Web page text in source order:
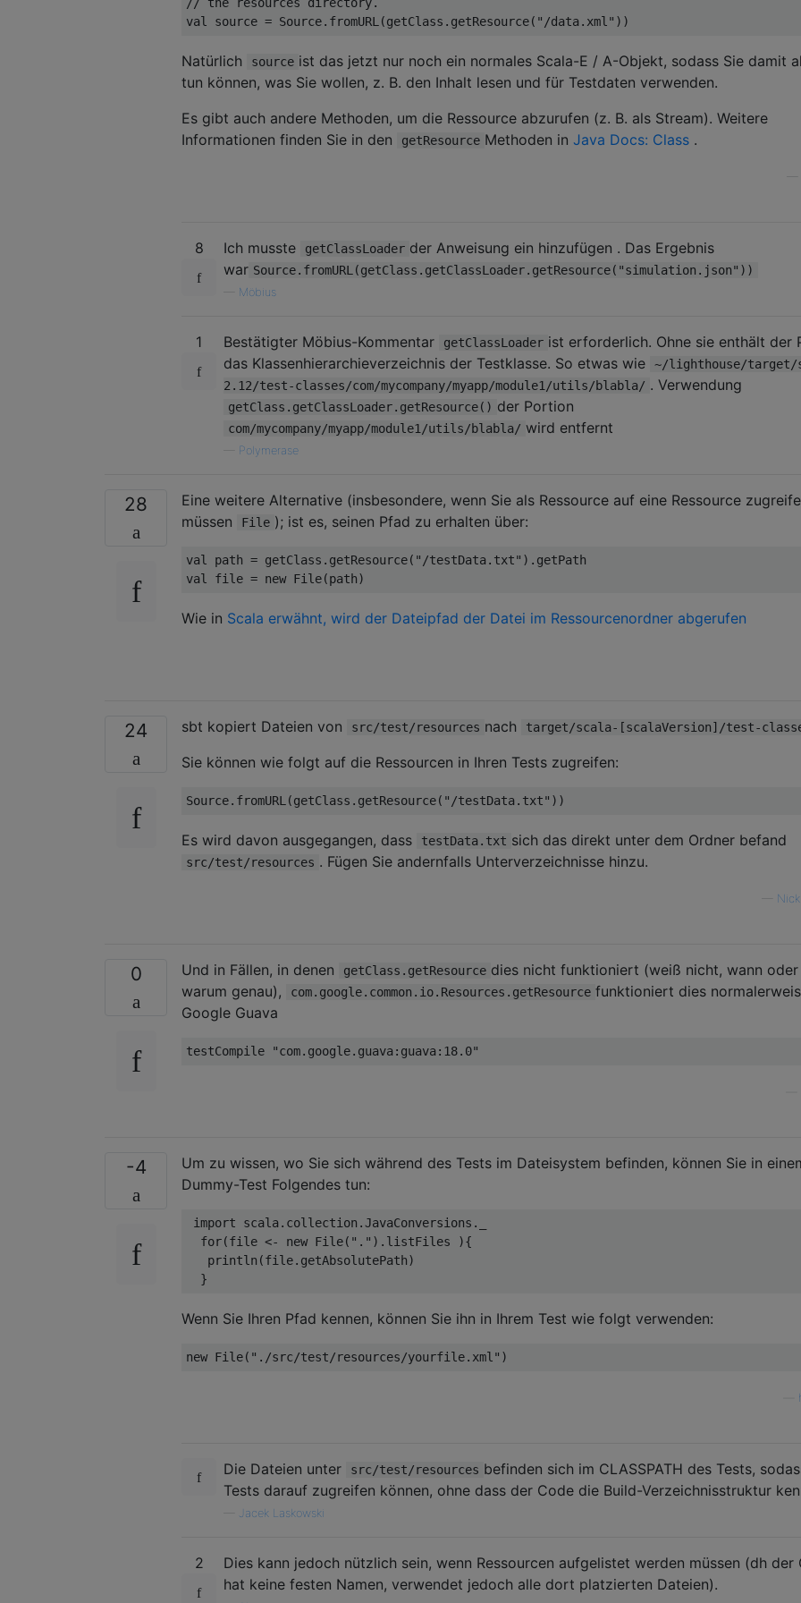
val
source = Source. fromURL (getClass . getResource( "/data.xml" ))
Natürlich source ist das jetzt nur noch ein normales Scala-E / A-Objekt, sodass Sie damit
tun können, was Sie wollen, z. B. den Inhalt lesen und für Testdaten verwenden.
Es gibt auch andere Methoden, um die Ressource abzurufen (z. B. als Stream). Weitere
Informationen finden Sie in den
getResource Methoden in Java Docs: Class .
8 Ich musste getClassLoader der Anweisung ein hinzufügen . Das Ergebnis
war Source.fromURL(getClass.getClassLoader.getResource("simulation.json"))
Möbius
1 Bestätigter Möbius-Kommentar getClassLoader ist erforderlich. Ohne sie enthält der
das Klassenhierarchieverzeichnis der Testklasse. So etwas wie
~/lighthouse/target/
2.12/test-classes/com/mycompany/myapp/module1/utils/blabla/ . Verwendung
getClass.getClassLoader.getResource() der Portion
com/mycompany/myapp/module1/utils/blabla/ wird entfernt
Polymerase
28
Eine weitere Alternative (insbesondere, wenn Sie als Ressource auf eine Ressource
müssen
File ); ist es, seinen Pfad zu erhalten über:
val path = getClass . getResource( "/testData.txt" ).
val
file = new File(path)
Wie in Scala erwähnt, wird der Dateipfad der Datei im Ressourcenordner abgerufen
24 sbt kopiert Dateien von src/test/resources nach target/scala-[scalaVersion]/test-
Sie können wie folgt auf die Ressourcen in Ihren Tests zugreifen:
Source. fromURL (getClass . getResource( "/testData.txt" ))
Es wird davon ausgegangen, dass testData.txt sich das direkt unter dem Ordner befand
src/test/resources . Fügen Sie andernfalls Unterverzeichnisse hinzu.
0 Und in Fällen, in denen getClass.getResource dies nicht funktioniert (weiß nicht, wann oder
warum genau),
com.google.common.io.Resources.getResource funktioniert dies
Google Guava
testCompile "com.google.guava:guava:18.0"
-4
Um zu wissen, wo Sie sich während des Tests im Dateisystem befinden, können Sie in
Dummy-Test Folgendes tun:
import scala. collection .JavaConversions .
for(file <- new File( "." ). listFiles
){
   println
(file. getAbsolutePath)
}
Wenn Sie Ihren Pfad kennen, können Sie ihn in Ihrem Test wie folgt verwenden:
new File( "./src/test/resources/yourfile.xml" )
Die Dateien unter src/test/resources befinden sich im CLASSPATH des Tests,
Tests darauf zugreifen können, ohne dass der Code die Build-Verzeichnisstruktur
Jacek Laskowski
2
Dies kann jedoch nützlich sein, wenn Ressourcen aufgelistet werden müssen (dh der
hat keine festen Namen, verwendet jedoch alle dort platzierten Dateien).